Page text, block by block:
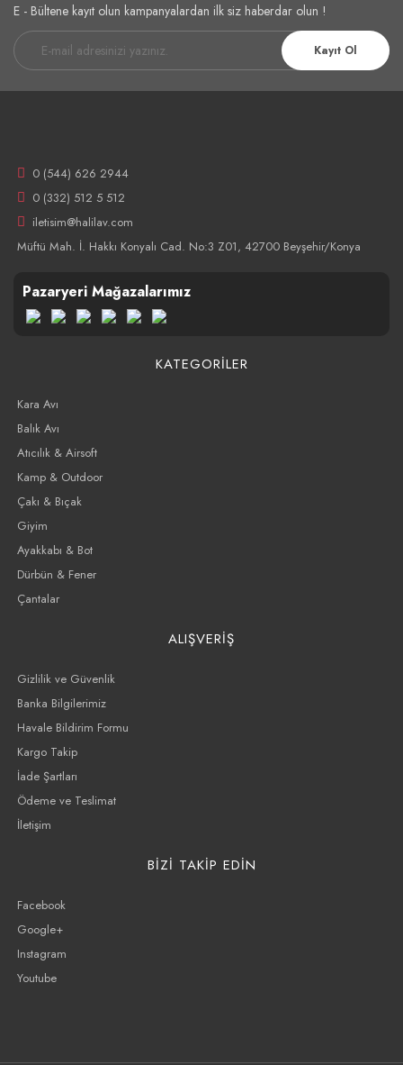
E - Bültene kayıt olun kampanyalardan ilk siz haberdar olun !
Kayıt Ol
0 (544) 626 2944
0 (332) 512 5 512
iletisim@halilav.com
Müftü Mah. İ. Hakkı Konyalı Cad. No:3 Z01, 42700 Beyşehir/Konya
Pazaryeri Mağazalarımız
KATEGORİLER
Kara Avı
Balık Avı
Atıcılık & Airsoft
Kamp & Outdoor
Çakı & Bıçak
Giyim
Ayakkabı & Bot
Dürbün & Fener
Çantalar
ALIŞVERİŞ
Gizlilik ve Güvenlik
Banka Bilgilerimiz
Havale Bildirim Formu
Kargo Takip
İade Şartları
Ödeme ve Teslimat
İletişim
BİZİ TAKİP EDİN
Facebook
Google+
Instagram
Youtube